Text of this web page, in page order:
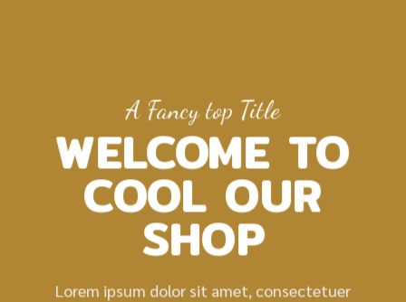
A Fancy top Title
WELCOME TO
COOL OUR
SHOP
Lorem ipsum dolor sit amet, consectetuer